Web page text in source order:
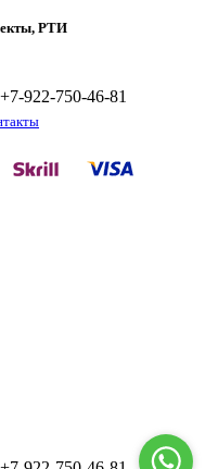
РТИ
+7-922-750-46-81